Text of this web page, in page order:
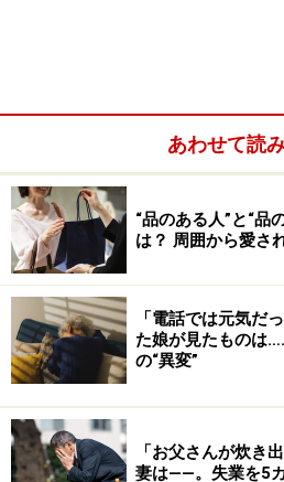
んでいたそうです。私にはまっ
仕事熱心だと思い込んでいたか
関係がよくなくて毎朝、行きた
ていた、と。でも、どこに行っ
限らないし、詳しくは分からな
もしれないとも思っていたんで
てから決めても遅くない、今
し』とそのときは話しました」
あわせて読
“品のある人”と“品
は？ 周囲から愛さ
「電話では元気だ
た娘が見たものは
の“異変”
「お父さんが炊き
妻は――。失業を5